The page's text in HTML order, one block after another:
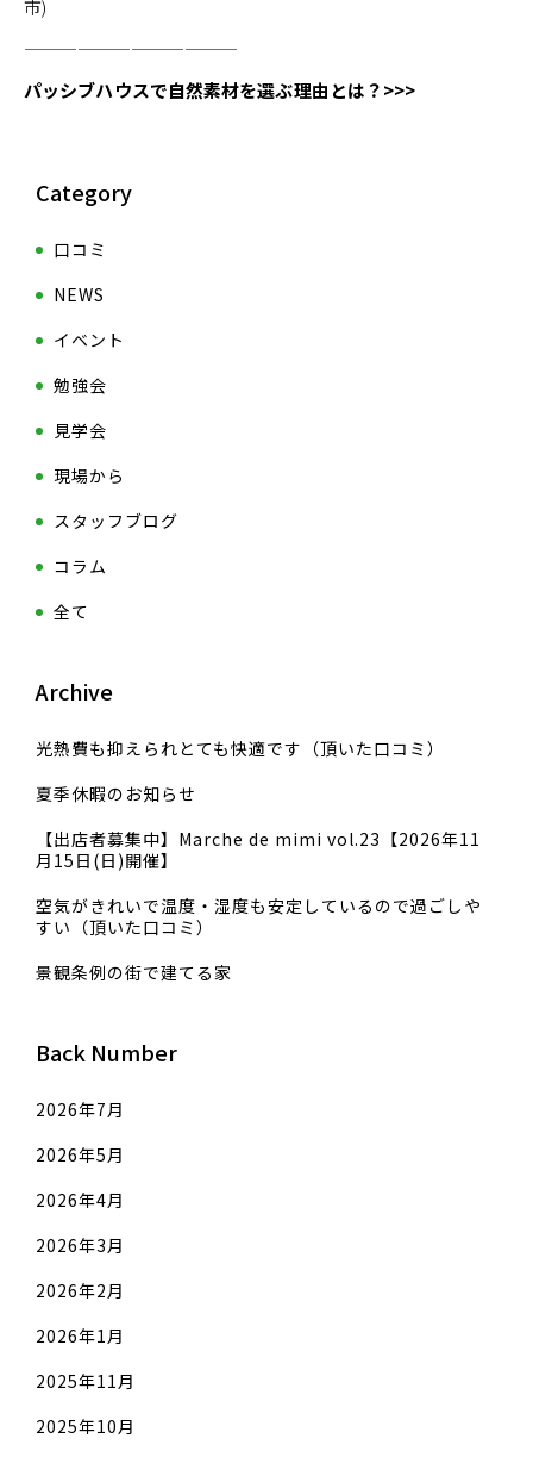
市)
————————————
パッシブハウスで自然素材を選ぶ理由とは？>>>
Category
口コミ
NEWS
イベント
勉強会
見学会
現場から
スタッフブログ
コラム
全て
Archive
光熱費も抑えられとても快適です（頂いた口コミ）
夏季休暇のお知らせ
【出店者募集中】Marche de mimi vol.23【2026年11
月15日(日)開催】
空気がきれいで温度・湿度も安定しているので過ごしや
すい（頂いた口コミ）
景観条例の街で建てる家
Back Number
2026年7月
2026年5月
2026年4月
2026年3月
2026年2月
2026年1月
2025年11月
2025年10月